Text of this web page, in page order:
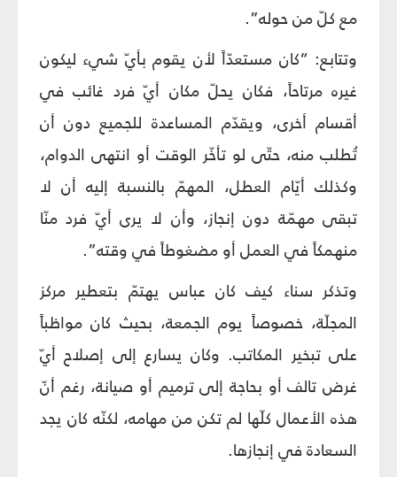
مع كلّ من حوله”.
وتتابع: “كان مستعدّاً لأن يقوم بأيّ شيء ليكون
غيره مرتاحاً، فكان يحلّ مكان أيّ فرد غائب في
أقسام أخرى، ويقدّم المساعدة للجميع دون أن
تُطلب منه، حتّى لو تأخّر الوقت أو انتهى الدوام،
وكذلك أيّام العطل، المهمّ بالنسبة إليه أن لا
تبقى مهمّة دون إنجاز، وأن لا يرى أيّ فرد منّا
منهمكاً في العمل أو مضغوطاً في وقته”.
وتذكر سناء كيف كان عباس يهتمّ بتعطير مركز
المجلّة، خصوصاً يوم الجمعة، بحيث كان مواظباً
على تبخير المكاتب. وكان يسارع إلى إصلاح أيّ
غرض تالف أو بحاجة إلى ترميم أو صيانة، رغم أنّ
هذه الأعمال كلّها لم تكن من مهامه، لكنّه كان يجد
السعادة في إنجازها.